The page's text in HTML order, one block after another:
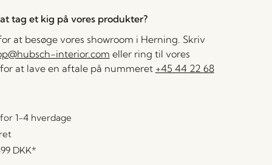
tag et kig på vores produkter?
at besøge vores showroom i Herning. Skriv
interior.com eller ring til vores
at lave en aftale på nummeret +45 44 22 68
1-4 hverdage
DKK*